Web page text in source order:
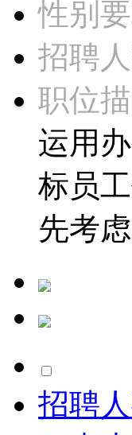
性别要
招聘人
职位描
运用
标员
先考
招聘